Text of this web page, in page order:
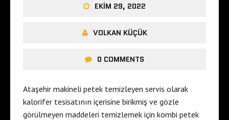
EKIM 29, 2022
VOLKAN KÜÇÜK
0 COMMENTS
Ataşehir makineli petek temizleyen servis olarak
kalorifer tesisatının içerisine birikmiş ve gözle
görülmeyen maddeleri temizlemek için kombi petek